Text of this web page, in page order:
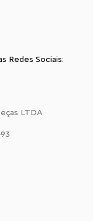
Redes Sociais:
LTDA